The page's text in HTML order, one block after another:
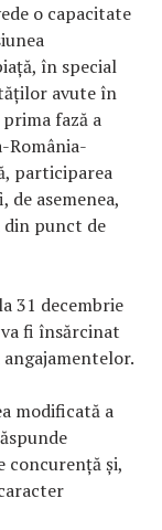
o capacitate
în special
avute în
fază a
România-
participarea
asemenea,
punct de
31 decembrie
fi însărcinat
modificată a
și,